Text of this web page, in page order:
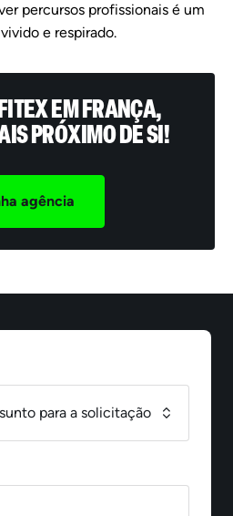
percursos profissionais é um
e respirado.
EM FRANÇA,
PRÓXIMO DE SI!
agência